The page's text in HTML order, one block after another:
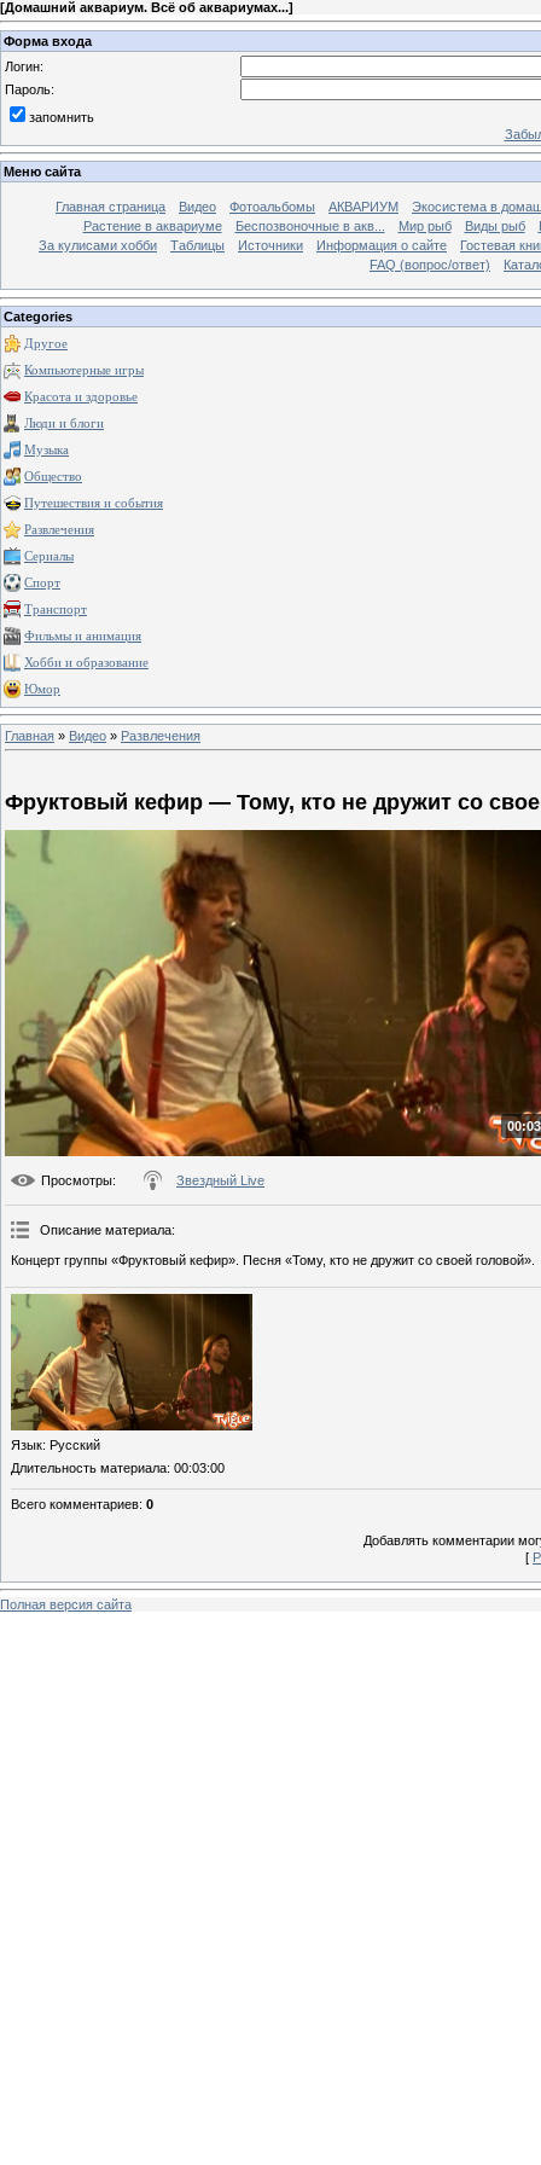
[Домашний аквариум. Всё об аквариумах...]
Форма входа
Логин:
Пароль:
запомнить
Меню сайта
Главная страница Видео Фотоальбомы АКВАРИУМ
Экосистема в
Растение в аквариуме
Беспозвоночные в акв... Мир рыб Виды рыб
За кулисами хобби
Таблицы Источники Информация о сайте
Гостевая
FAQ (вопрос/ответ)
Categories
Другое
Компьютерные игры
Красота и здоровье
Люди и блоги
Музыка
Общество
Путешествия и события
Развлечения
Сериалы
Спорт
Транспорт
Фильмы и анимация
Хобби и образование
Юмор
Главная » Видео » Развлечения
Фруктовый кефир — Тому, кто не дружит со
Просмотры: Звездный Live
Описание материала:
Концерт группы «Фруктовый кефир». Песня «Тому, кто не дружит со своей головой».
Язык: Русский
Длительность материала: 00:03:00
Всего комментариев: 0
Добавлять комментарии
[
Полная версия сайта